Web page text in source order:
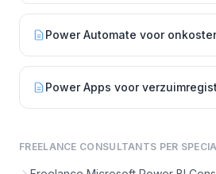
Power Automate voor
Power Apps voor
FREELANCE CONSULTANTS PER